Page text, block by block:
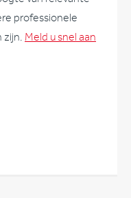
professionele
zijn. Meld u snel aan